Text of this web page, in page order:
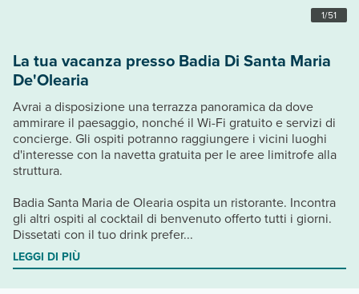
1/51
La tua vacanza presso Badia Di Santa Maria
De'Olearia
Avrai a disposizione una terrazza panoramica da dove
ammirare il paesaggio, nonché il Wi-Fi gratuito e servizi di
concierge. Gli ospiti potranno raggiungere i vicini luoghi
d'interesse con la navetta gratuita per le aree limitrofe alla
struttura.
Badia Santa Maria de Olearia ospita un ristorante. Incontra
gli altri ospiti al cocktail di benvenuto offerto tutti i giorni.
Dissetati con il tuo drink prefer...
LEGGI DI PIÙ